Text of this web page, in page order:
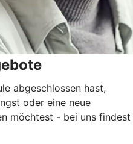
abgeschlossen hast,
oder eine neue
möchtest - bei uns findest